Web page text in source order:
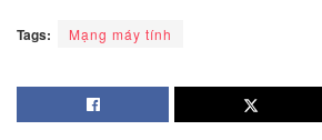
Tags: Mạng máy tính